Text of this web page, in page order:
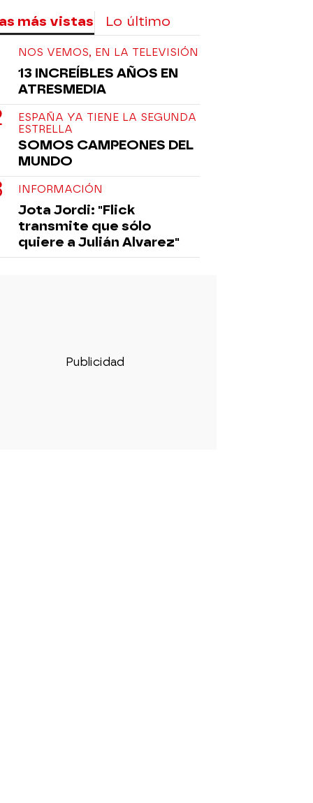
más vistas Lo último
NOS VEMOS, EN LA TELEVISIÓN
13 INCREÍBLES AÑOS EN
ATRESMEDIA
ESPAÑA YA TIENE LA SEGUNDA
ESTRELLA
SOMOS CAMPEONES DEL
MUNDO
INFORMACIÓN
Jota Jordi: "Flick
transmite que sólo
quiere a Julián Alvarez"